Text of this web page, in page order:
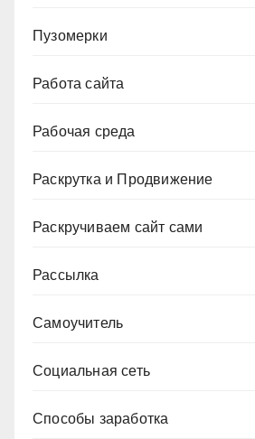
Пузомерки
Работа сайта
Рабочая среда
Раскрутка и Продвижение
Раскручиваем сайт сами
Рассылка
Самоучитель
Социальная сеть
Способы заработка